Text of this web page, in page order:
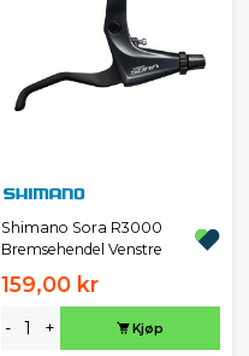
Shimano Sora R3000
Bremsehendel Venstre
159,00 kr
- + Kjøp